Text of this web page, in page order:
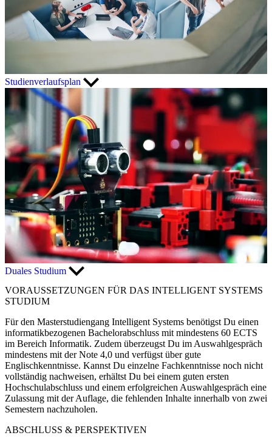
Studienverlaufsplan
Duales Studium
VORAUSSETZUNGEN FÜR DAS INTELLIGENT SYSTEMS
STUDIUM
Für den Masterstudiengang Intelligent Systems benötigst Du einen
informatikbezogenen Bachelorabschluss mit mindestens 60 ECTS
im Bereich Informatik. Zudem überzeugst Du im Auswahlgespräch
mindestens mit der Note 4,0 und verfügst über gute
Englischkenntnisse. Kannst Du einzelne Fachkenntnisse noch nicht
vollständig nachweisen, erhältst Du bei einem guten ersten
Hochschulabschluss und einem erfolgreichen Auswahlgespräch eine
Zulassung mit der Auflage, die fehlenden Inhalte innerhalb von zwei
Semestern nachzuholen.
ABSCHLUSS & PERSPEKTIVEN